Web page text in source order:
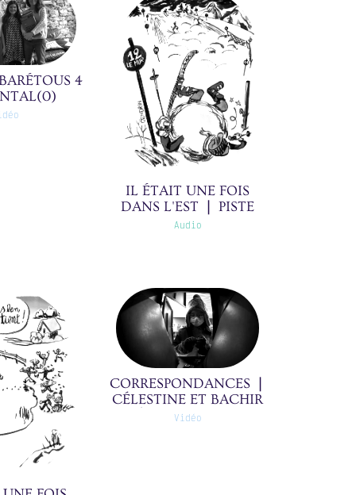
4
IL ÉTAIT UNE FOIS
DANS L'EST ❘ PISTE
NOIRE ❘ 24/30(0)
Audio
CORRESPONDANCES ❘
CÉLESTINE ET BACHIR
À MICHELLE ❘
Vidéo